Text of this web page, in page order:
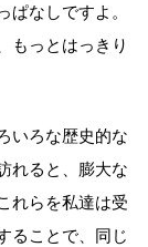
なしですよ。
もっとはっきり
いろな歴史的な
れると、膨大な
れらを私達は受
ることで、同じ